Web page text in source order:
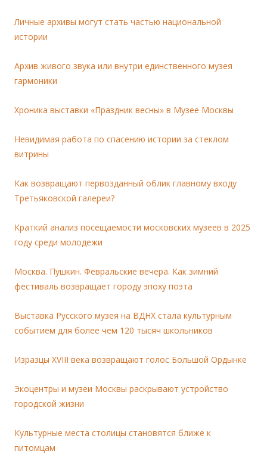
Личные архивы могут стать частью национальной
истории
Архив живого звука или внутри единственного музея
гармоники
Хроника выставки «Праздник весны» в Музее Москвы
Невидимая работа по спасению истории за стеклом
витрины
Как возвращают первозданный облик главному входу
Третьяковской галереи?
Краткий анализ посещаемости московских музеев в 2025
году среди молодежи
Москва. Пушкин. Февральские вечера. Как зимний
фестиваль возвращает городу эпоху поэта
Выставка Русского музея на ВДНХ стала культурным
событием для более чем 120 тысяч школьников
Изразцы XVIII века возвращают голос Большой Ордынке
Экоцентры и музеи Москвы раскрывают устройство
городской жизни
Культурные места столицы становятся ближе к
питомцам